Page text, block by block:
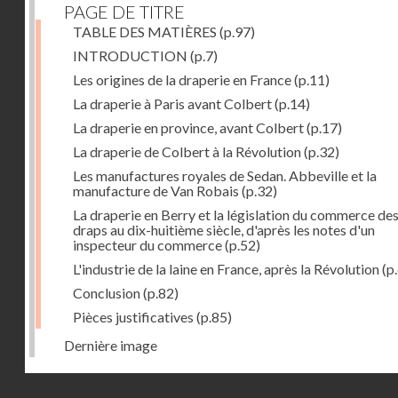
PAGE DE TITRE
TABLE DES MATIÈRES (p.97)
INTRODUCTION (p.7)
Les origines de la draperie en France(p.11)
La draperie à Paris avant Colbert(p.14)
La draperie en province, avant Colbert(p.17)
La draperie de Colbert à la Révolution(p.32)
Les manufactures royales de Sedan. Abbeville et la
manufacture de Van Robais (p.32)
La draperie en Berry et la législation du commerce des
draps au dix-huitième siècle, d'après les notes d'un
inspecteur du commerce(p.52)
L'industrie de la laine en France, après la Révolution
Conclusion(p.82)
Pièces justificatives (p.85)
Dernière image